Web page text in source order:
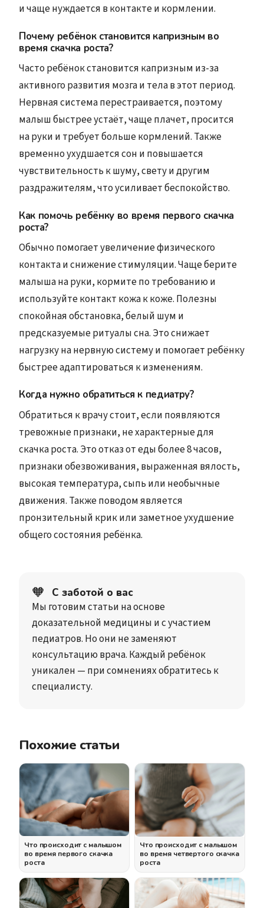
и чаще нуждается в контакте и кормлении.
Почему ребёнок становится капризным во
время скачка роста?
Часто ребёнок становится капризным из-за
активного развития мозга и тела в этот период.
Нервная система перестраивается, поэтому
малыш быстрее устаёт, чаще плачет, просится
на руки и требует больше кормлений. Также
временно ухудшается сон и повышается
чувствительность к шуму, свету и другим
раздражителям, что усиливает беспокойство.
Как помочь ребёнку во время первого скачка
роста?
Обычно помогает увеличение физического
контакта и снижение стимуляции. Чаще берите
малыша на руки, кормите по требованию и
используйте контакт кожа к коже. Полезны
спокойная обстановка, белый шум и
предсказуемые ритуалы сна. Это снижает
нагрузку на нервную систему и помогает ребёнку
быстрее адаптироваться к изменениям.
Когда нужно обратиться к педиатру?
Обратиться к врачу стоит, если появляются
тревожные признаки, не характерные для
скачка роста. Это отказ от еды более 8 часов,
признаки обезвоживания, выраженная вялость,
высокая температура, сыпь или необычные
движения. Также поводом является
пронзительный крик или заметное ухудшение
общего состояния ребёнка.
🧡 С заботой о вас
Мы готовим статьи на основе
доказательной медицины и с участием
педиатров. Но они не заменяют
консультацию врача. Каждый ребёнок
уникален — при сомнениях обратитесь к
специалисту.
Похожие статьи
Что происходит с малышом
во время первого скачка
роста
Что происходит с малышом
во время четвертого скачка
роста